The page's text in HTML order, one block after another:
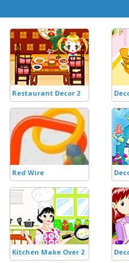
Restaurant Decor 2
Red Wire
Kitchen Make Over 2